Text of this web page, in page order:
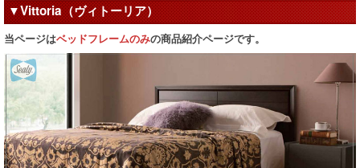
▼Vittoria（ヴィトーリア）
当ページはベッドフレームのみの商品紹介ページです。